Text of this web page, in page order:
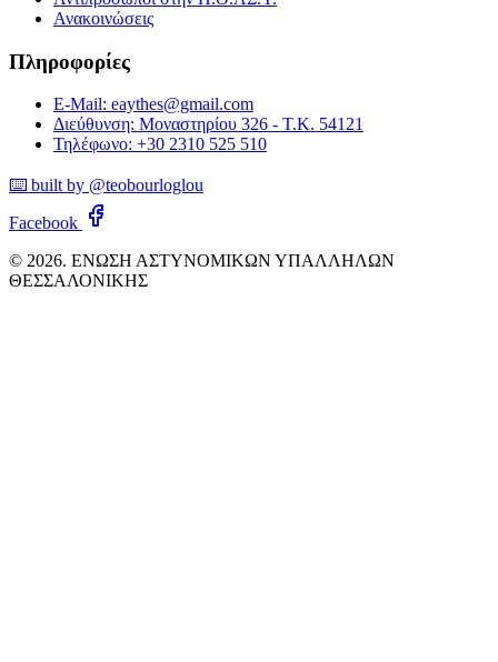
Ανακοινώσεις
Πληροφορίες
E-Mail: eaythes@gmail.com
Διεύθυνση: Μοναστηρίου 326 - Τ.Κ. 54121
Τηλέφωνο: +30 2310 525 510
⌨️ built by @teobourloglou
Facebook
© 2026. ΕΝΩΣΗ ΑΣΤΥΝΟΜΙΚΩΝ ΥΠΑΛΛΗΛΩΝ
ΘΕΣΣΑΛΟΝΙΚΗΣ